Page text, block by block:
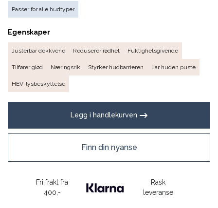
Passer for alle hudtyper
Egenskaper
Justerbar dekkvene Reduserer rødhet Fuktighetsgivende
Tilfører glød Næringsrik Styrker hudbarrieren Lar huden puste
HEV-lysbeskyttelse
Legg i handlekurven
Finn din nyanse
Fri frakt fra
400,-
Rask
leveranse